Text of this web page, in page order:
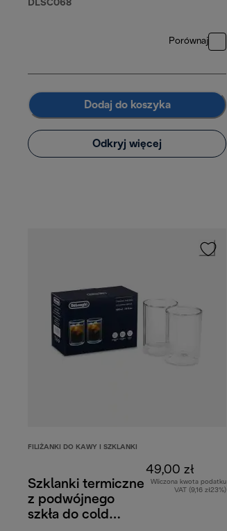
DLSC068
Porównaj
Dodaj do koszyka
Odkryj więcej
FILIŻANKI DO KAWY I SZKLANKI
Szklanki termiczne
z podwójnego
szkła do cold
49,00 zł
Wliczona kwota podatku
VAT (9,16 zł23%)